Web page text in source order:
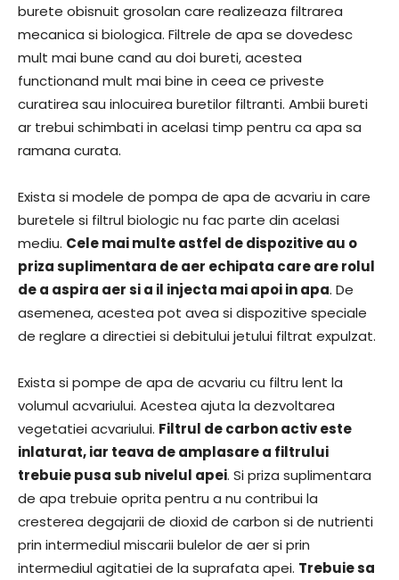
burete obisnuit grosolan care realizeaza filtrarea
mecanica si biologica. Filtrele de apa se dovedesc
mult mai bune cand au doi bureti, acestea
functionand mult mai bine in ceea ce priveste
curatirea sau inlocuirea buretilor filtranti. Ambii bureti
ar trebui schimbati in acelasi timp pentru ca apa sa
ramana curata.
Exista si modele de pompa de apa de acvariu in care
buretele si filtrul biologic nu fac parte din acelasi
mediu. Cele mai multe astfel de dispozitive au o
priza suplimentara de aer echipata care are rolul
de a aspira aer si a il injecta mai apoi in apa. De
asemenea, acestea pot avea si dispozitive speciale
de reglare a directiei si debitului jetului filtrat expulzat.
Exista si pompe de apa de acvariu cu filtru lent la
volumul acvariului. Acestea ajuta la dezvoltarea
vegetatiei acvariului. Filtrul de carbon activ este
inlaturat, iar teava de amplasare a filtrului
trebuie pusa sub nivelul apei. Si priza suplimentara
de apa trebuie oprita pentru a nu contribui la
cresterea degajarii de dioxid de carbon si de nutrienti
prin intermediul miscarii bulelor de aer si prin
intermediul agitatiei de la suprafata apei. Trebuie sa